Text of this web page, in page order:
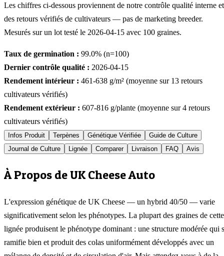
Les chiffres ci-dessous proviennent de notre contrôle qualité interne et
des retours vérifiés de cultivateurs — pas de marketing breeder.
Mesurés sur un lot testé le 2026-04-15 avec 100 graines.
Taux de germination : 99.0% (n=100)
Dernier contrôle qualité : 2026-04-15
Rendement intérieur : 461-638 g/m² (moyenne sur 13 retours
cultivateurs vérifiés)
Rendement extérieur : 607-816 g/plante (moyenne sur4 retours
cultivateurs vérifiés)
Infos Produit Terpènes Génétique Vérifiée
Guide de Culture
Journal de Culture
Lignée Comparer Livraison FAQ Avis
À Propos de UK Cheese Auto
L'expression génétique de UK Cheese — un hybrid 40/50 — varie
significativement selon les phénotypes. La plupart des graines de cette
lignée produisent le phénotype dominant : une structure modérée qui
ramifie bien et produit des colas uniformément développés avec un